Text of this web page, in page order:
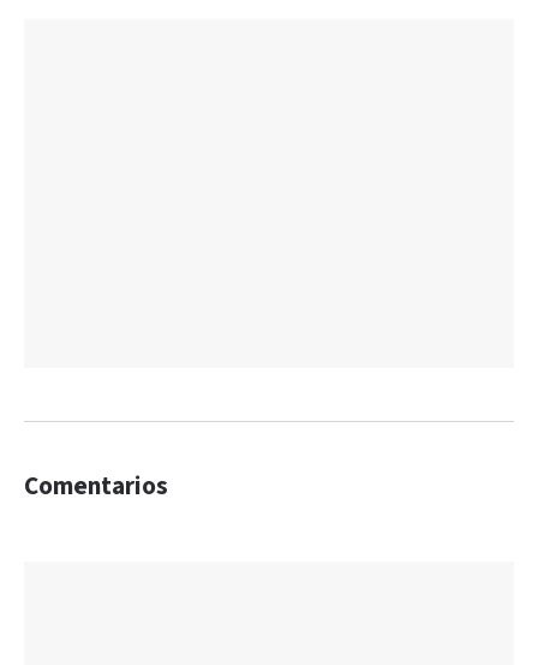
Comentarios